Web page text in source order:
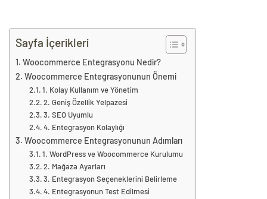
Sayfa İçerikleri
Woocommerce Entegrasyonu Nedir?
Woocommerce Entegrasyonunun Önemi
1. Kolay Kullanım ve Yönetim
2. Geniş Özellik Yelpazesi
3. SEO Uyumlu
4. Entegrasyon Kolaylığı
Woocommerce Entegrasyonunun Adımları
1. WordPress ve Woocommerce Kurulumu
2. Mağaza Ayarları
3. Entegrasyon Seçeneklerini Belirleme
4. Entegrasyonun Test Edilmesi